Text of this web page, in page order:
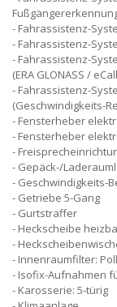
Fahrassistenz-
Fahrassistenz-
Fahrassistenz-
(ERA GLONASS /
Fahrassistenz-
(Geschwindigkeits-
Fensterheber
Fensterheber
Gepäck-/
Geschwindigkeits-
Getriebe 5-Gang
Gurtstraffer
Heckscheibe
Innenraumfilter:
Isofix-Aufnahmen
Karosserie: 5-türig